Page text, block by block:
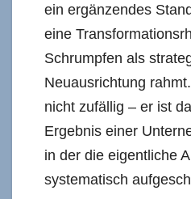
ein ergänzendes
eine
Schrumpfen als
Neuausrichtung
nicht zufällig – er ist
Ergebnis einer
in der die eigentliche
systematisch